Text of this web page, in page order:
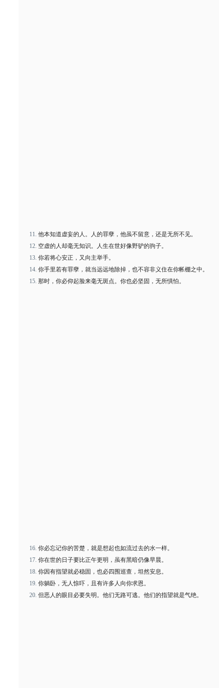
他本知道虚妄的人。人的罪孽，他虽不留意，还是无所不见。
空虚的人却毫无知识。人生在世好像野驴的驹子。
你若将心安正，又向主举手。
你手里若有罪孽，就当远远地除掉，也不容非义住在你帐棚之中。
那时，你必仰起脸来毫无斑点。你也必坚固，无所惧怕。
你必忘记你的苦楚，就是想起也如流过去的水一样。
你在世的日子要比正午更明，虽有黑暗仍像早晨。
你因有指望就必稳固，也必四围巡查，坦然安息。
你躺卧，无人惊吓，且有许多人向你求恩。
但恶人的眼目必要失明。他们无路可逃。他们的指望就是气绝。